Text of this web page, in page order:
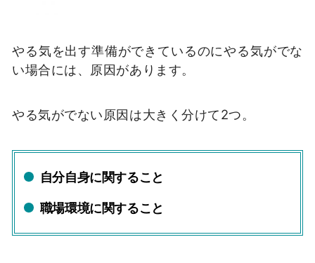
やる気を出す準備ができているのにやる気がでな
い場合には、原因があります。
やる気がでない原因は大きく分けて2つ。
自分自身に関すること
職場環境に関すること